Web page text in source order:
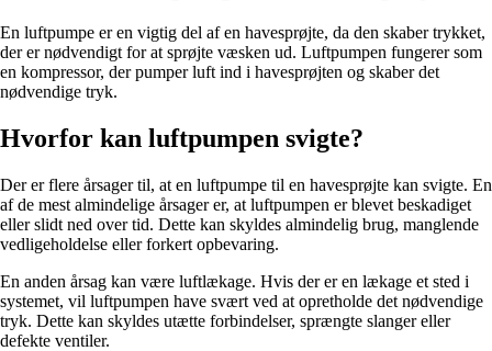
En luftpumpe er en vigtig del af en havesprøjte, da den skaber trykket,
der er nødvendigt for at sprøjte væsken ud. Luftpumpen fungerer som
en kompressor, der pumper luft ind i havesprøjten og skaber det
nødvendige tryk.
Hvorfor kan luftpumpen svigte?
Der er flere årsager til, at en luftpumpe til en havesprøjte kan svigte. En
af de mest almindelige årsager er, at luftpumpen er blevet beskadiget
eller slidt ned over tid. Dette kan skyldes almindelig brug, manglende
vedligeholdelse eller forkert opbevaring.
En anden årsag kan være luftlækage. Hvis der er en lækage et sted i
systemet, vil luftpumpen have svært ved at opretholde det nødvendige
tryk. Dette kan skyldes utætte forbindelser, sprængte slanger eller
defekte ventiler.